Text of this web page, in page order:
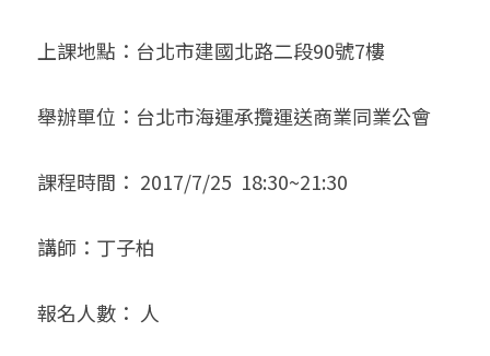
上課地點：台北市建國北路二段90號7樓
舉辦單位：台北市海運承攬運送商業同業公會
課程時間： 2017/7/25  18:30~21:30
講師：丁子柏
報名人數： 人